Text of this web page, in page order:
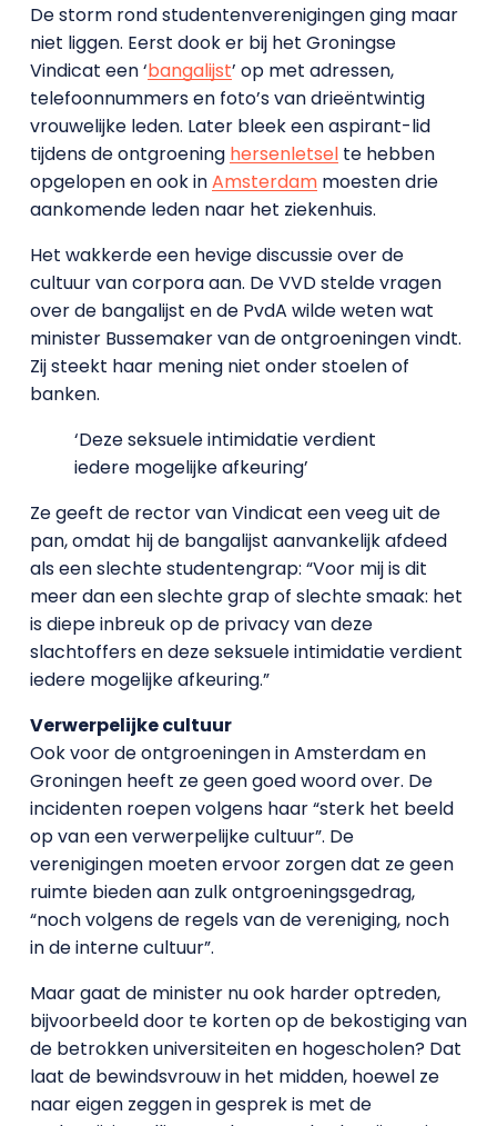
De storm rond studentenverenigingen ging maar
niet liggen. Eerst dook er bij het Groningse
Vindicat een ‘bangalijst’ op met adressen,
telefoonnummers en foto’s van drieëntwintig
vrouwelijke leden. Later bleek een aspirant-lid
tijdens de ontgroening hersenletselte hebben
opgelopen en ook inAmsterdammoesten drie
aankomende leden naar het ziekenhuis.
Het wakkerde een hevige discussie over de
cultuur van corpora aan. De VVD stelde vragen
over de bangalijst en de PvdA wilde weten wat
minister Bussemaker van de ontgroeningen vindt.
Zij steekt haar mening niet onder stoelen of
banken.
‘Deze seksuele intimidatie verdient
iedere mogelijke afkeuring’
Ze geeft de rector van Vindicat een veeg uit de
pan, omdat hij de bangalijst aanvankelijk afdeed
als een slechte studentengrap: “Voor mij is dit
meer dan een slechte grap of slechte smaak: het
is diepe inbreuk op de privacy van deze
slachtoffers en deze seksuele intimidatie verdient
iedere mogelijke afkeuring.”
Verwerpelijke cultuur
Ook voor de ontgroeningen in Amsterdam en
Groningen heeft ze geen goed woord over. De
incidenten roepen volgens haar “sterk het beeld
op van een verwerpelijke cultuur”. De
verenigingen moeten ervoor zorgen dat ze geen
ruimte bieden aan zulk ontgroeningsgedrag,
“noch volgens de regels van de vereniging, noch
in de interne cultuur”.
Maar gaat de minister nu ook harder optreden,
bijvoorbeeld door te korten op de bekostiging van
de betrokken universiteiten en hogescholen? Dat
laat de bewindsvrouw in het midden, hoewel ze
naar eigen zeggen in gesprek is met de